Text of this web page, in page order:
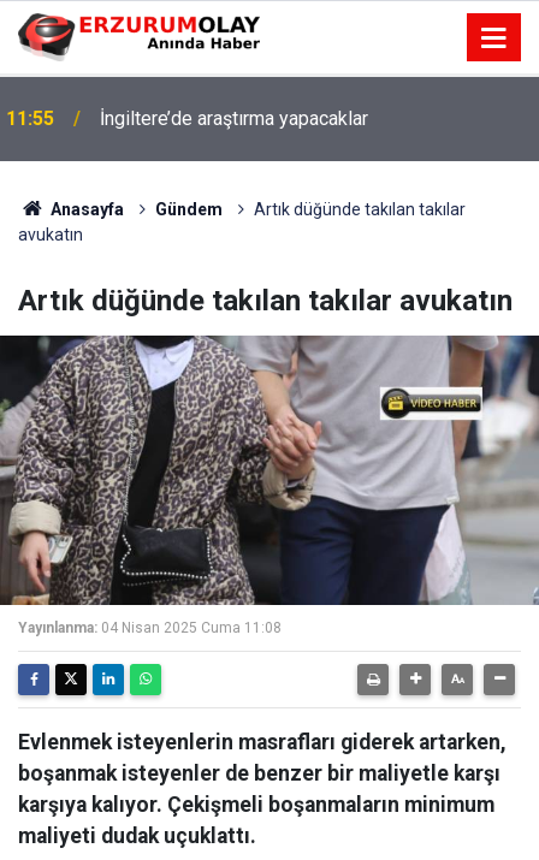
11:55 İngiltere’de araştırma yapacaklar
Anasayfa Gündem
Artık düğünde takılan takılar
avukatın
Artık düğünde takılan takılar avukatın
Yayınlanma: 04 Nisan 2025 Cuma 11:08
Evlenmek isteyenlerin masrafları giderek artarken,
boşanmak isteyenler de benzer bir maliyetle karşı
karşıya kalıyor. Çekişmeli boşanmaların minimum
maliyeti dudak uçuklattı.